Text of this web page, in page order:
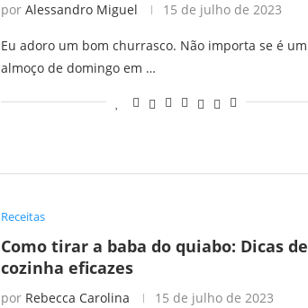
por Alessandro Miguel 15 de julho de 2023
Eu adoro um bom churrasco. Não importa se é um
almoço de domingo em …
Receitas
Como tirar a baba do quiabo: Dicas de
cozinha eficazes
por Rebecca Carolina 15 de julho de 2023